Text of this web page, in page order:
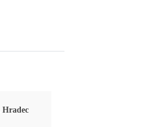
Hradec